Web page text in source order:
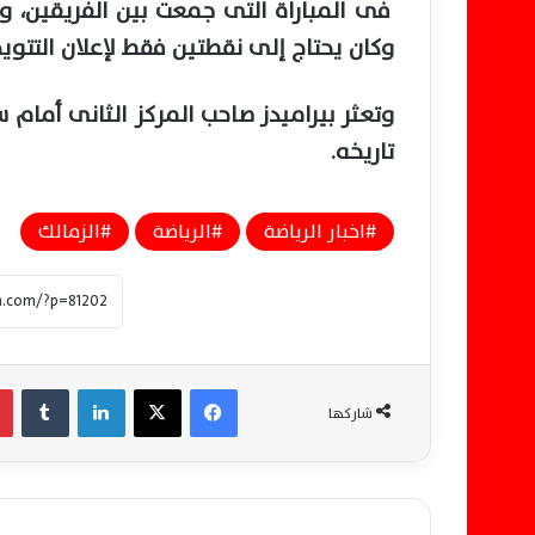
فى المباراة التى جمعت بين
وكان يحتاج إلى نقطتين فقط لإعلان
تاريخه.
اخبار الرياضة الرياضة الزمالك
شاركها
فيسبوك ‫X لينكدإن